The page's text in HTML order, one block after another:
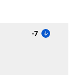
-7